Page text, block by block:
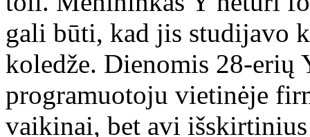
gali būti, kad jis studijavo
koledže. Dienomis 28-erių
programuotoju vietinėje
vaikinai, bet avi